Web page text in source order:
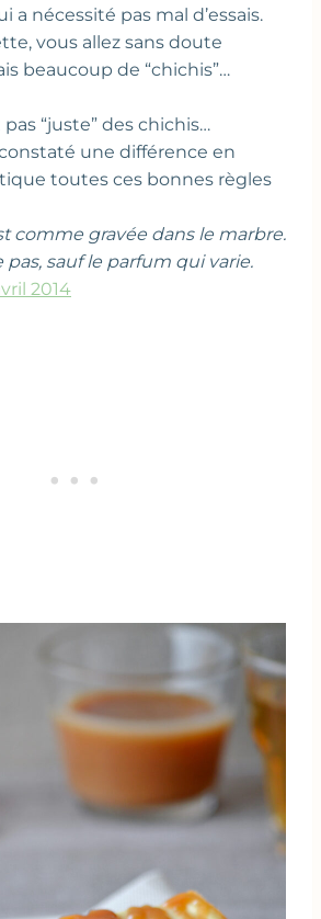
a nécessité pas mal d’essais.
vous allez sans doute
beaucoup de “chichis”…
“juste” des chichis…
une différence en
toutes ces bonnes règles
comme gravée dans le marbre.
sauf le parfum qui varie.
2014